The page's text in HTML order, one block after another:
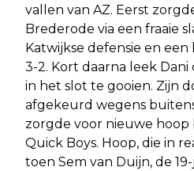
vallen van AZ. Eerst
Brederode via een fraaie
Katwijkse defensie en
3-2. Kort daarna leek
in het slot te gooien. Zijn
afgekeurd wegens
zorgde voor nieuwe hoop
Quick Boys. Hoop, die in
toen Sem van Duijn, de